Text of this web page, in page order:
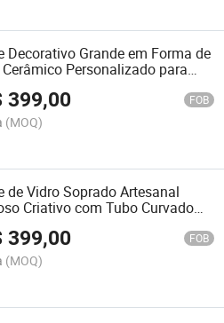
Decorativo Grande em Forma de
Cerâmico Personalizado para
e Lobby de Hotel
399,00 FOB
(MOQ)
de Vidro Soprado Artesanal
Criativo com Tubo Curvado
de Zhongshan Guzhen para
Shopping Center
399,00 FOB
(MOQ)